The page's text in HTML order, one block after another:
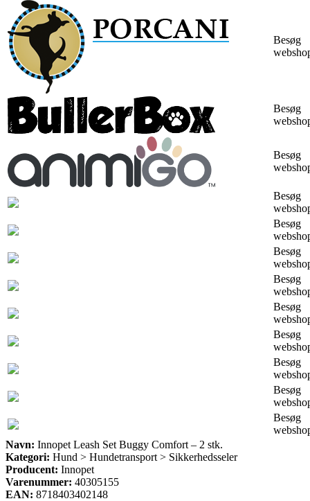
Besøg
Besøg
Besøg
Besøg
Besøg
Besøg
Besøg
Besøg
Besøg
Besøg
Besøg
Besøg
Navn: Innopet Leash Set Buggy Comfort – 2 stk.
Kategori: Hund > Hundetransport > Sikkerhedsseler
Producent: Innopet
Varenummer: 40305155
EAN: 8718403402148